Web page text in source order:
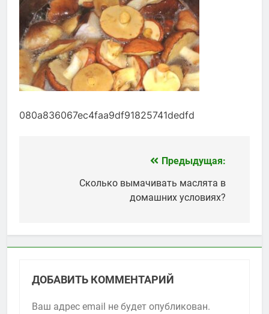
080a836067ec4faa9df91825741dedfd
Предыдущая:
Сколько вымачивать маслята в
домашних условиях?
ДОБАВИТЬ КОММЕНТАРИЙ
Ваш адрес email не будет опубликован.